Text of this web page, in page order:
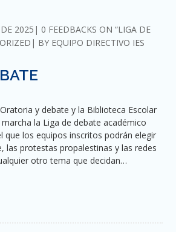
2025 COMMENTS
0 FEEDBACKS ON “LIGA DE
BY EQUIPO DIRECTIVO IES
y debate y la Biblioteca Escolar
la Liga de debate académico
que los equipos inscritos podrán elegir
las protestas propalestinas y las redes
otro tema que decidan…